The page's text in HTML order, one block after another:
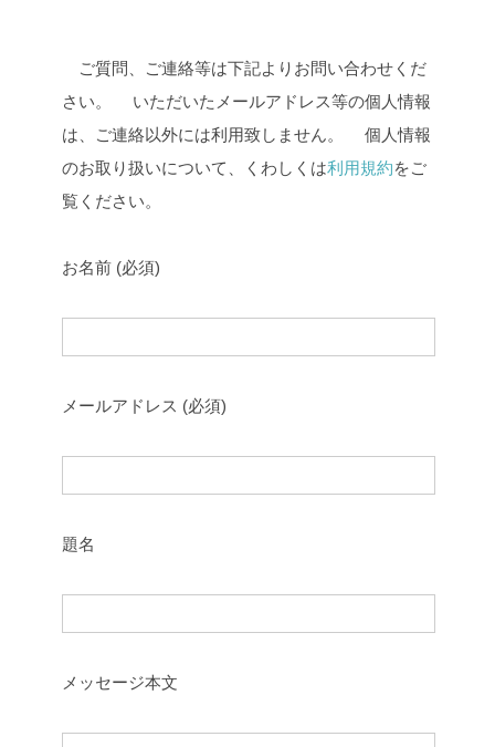
ご質問、ご連絡等は下記よりお問い合わせくだ
さい。
いただいたメールアドレス等の個人情報
は、ご連絡以外には利用致しません。
個人情報
のお取り扱いについて、くわしくは利用規約をご
覧ください。
お名前 (必須)
メールアドレス (必須)
題名
メッセージ本文